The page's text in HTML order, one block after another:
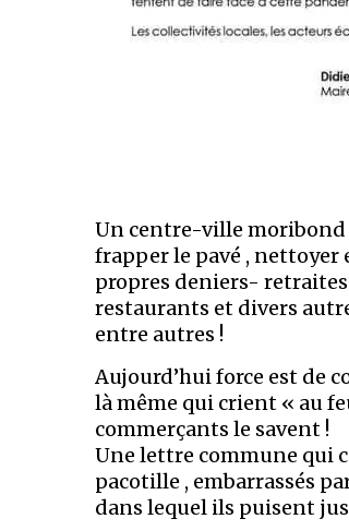
Un centre-ville moribond
frapper le pavé , nettoyer
propres deniers-
restaurants et divers
entre autres !
Aujourd’hui force est de
là même qui crient « au
commerçants le savent !
Une lettre commune qui
pacotille , embarrassés
dans lequel ils puisent